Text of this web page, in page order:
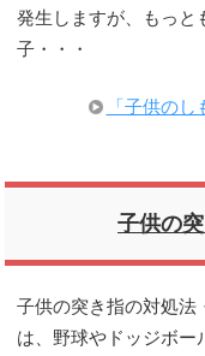
発生しますが、もっと
子・・・
「子供の
子供の
子供の突き指の対処法
は、野球やドッジボー